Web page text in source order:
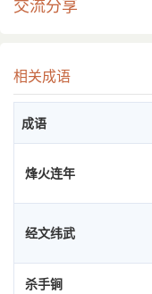
交流分享
相关成语
成语
烽火连年
经文纬武
杀手锏